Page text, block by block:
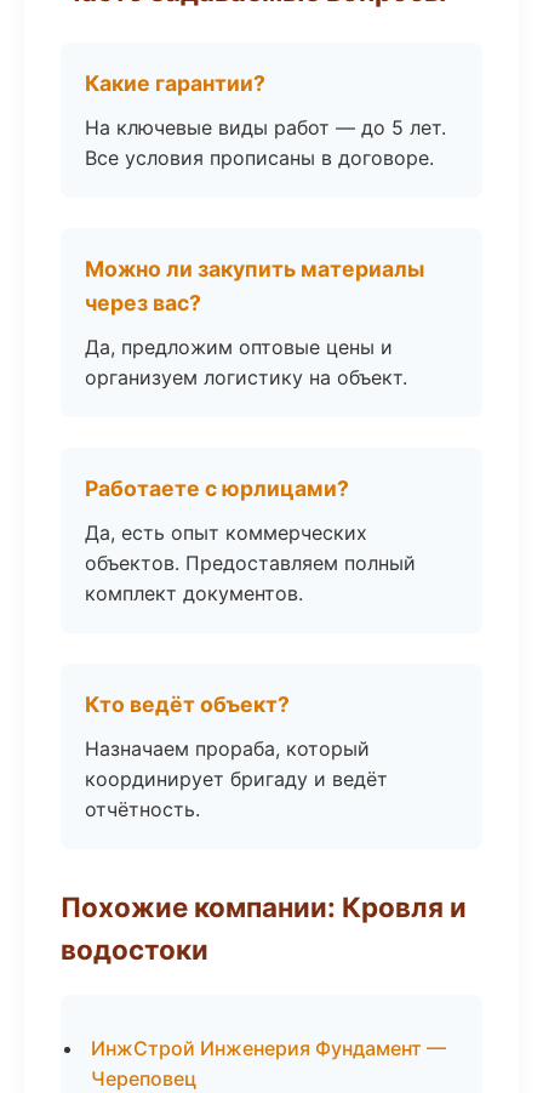
Какие гарантии?
На ключевые виды работ — до 5 лет.
Все условия прописаны в договоре.
Можно ли закупить материалы
через вас?
Да, предложим оптовые цены и
организуем логистику на объект.
Работаете с юрлицами?
Да, есть опыт коммерческих
объектов. Предоставляем полный
комплект документов.
Кто ведёт объект?
Назначаем прораба, который
координирует бригаду и ведёт
отчётность.
Похожие компании: Кровля и
водостоки
ИнжСтрой Инженерия Фундамент —
Череповец